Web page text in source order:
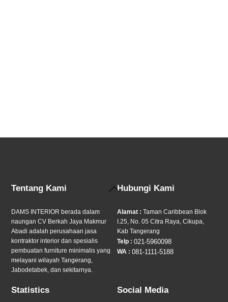
Back
Tentang Kami
DAMS INTERIOR berada dalam
naungan CV Berkah Jaya Makmur
Abadi adalah perusahaan jasa
kontraktor interior dan spesialis
pembuatan furniture minimalis yang
melayani wilayah Tangerang,
Jabodetabek, dan sekitarnya.
Hubungi Kami
Alamat : Taman Caribbean Blok
I.25, No. 05 Citra Raya, Cikupa,
Kab Tangerang
Telp :021-5960098
WA :081-1111-5188
Statistics Social Media